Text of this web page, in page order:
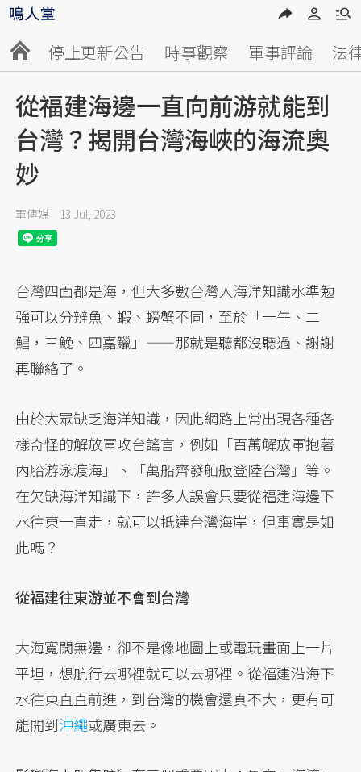
停止更新公告 時事觀察 軍事評論 法
從福建海邊一直向前游就能到
台灣？揭開台灣海峽的海流奧
妙
軍傳媒 13 Jul, 2023
台灣四面都是海，但大多數台灣人海洋知識水準勉
強可以分辨魚、蝦、螃蟹不同，至於「一午、二
鯧，三鮸、四嘉鱲」——那就是聽都沒聽過、謝謝
再聯絡了。
由於大眾缺乏海洋知識，因此網路上常出現各種各
樣奇怪的解放軍攻台謠言，例如「百萬解放軍抱著
內胎游泳渡海」、「萬船齊發舢舨登陸台灣」等。
在欠缺海洋知識下，許多人誤會只要從福建海邊下
水往東一直走，就可以抵達台灣海岸，但事實是如
此嗎？
從福建往東游並不會到台灣
大海寬闊無邊，卻不是像地圖上或電玩畫面上一片
平坦，想航行去哪裡就可以去哪裡。從福建沿海下
水往東直直前進，到台灣的機會還真不大，更有可
能開到沖繩或廣東去。